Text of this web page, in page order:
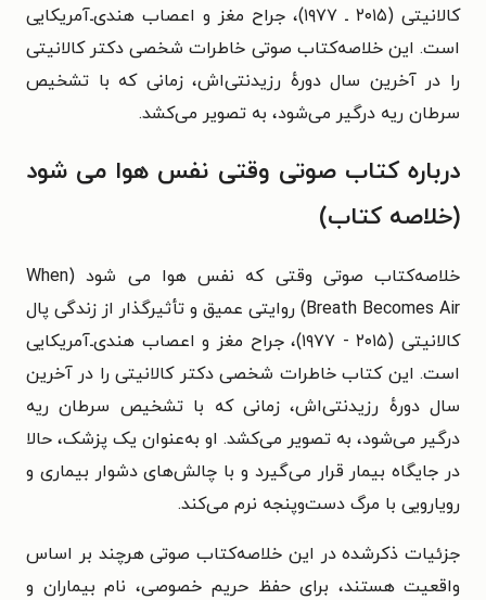
کالانیتی (۲۰۱۵ ـ ۱۹۷۷)، جراح مغز و اعصاب هندی‌ـ‌آمریکایی
است. این خلاصه‌کتاب صوتی خاطرات شخصی دکتر کالانیتی
را در آخرین سال دورهٔ رزیدنتی‌اش، زمانی که با تشخیص
سرطان ریه درگیر می‌شود، به تصویر می‌کشد.
درباره کتاب صوتی وقتی نفس هوا می‌ شود
(خلاصه کتاب)
خلاصه‌کتاب صوتی وقتی که نفس هوا می‌ شود (When
Breath Becomes Air) روایتی عمیق و تأثیرگذار از زندگی پال
کالانیتی (۲۰۱۵ - ۱۹۷۷)، جراح مغز و اعصاب هندی‌ـ‌آمریکایی
است. این کتاب خاطرات شخصی دکتر کالانیتی را در آخرین
سال دورهٔ رزیدنتی‌اش، زمانی که با تشخیص سرطان ریه
درگیر می‌شود، به تصویر می‌کشد. او به‌عنوان یک پزشک، حالا
در جایگاه بیمار قرار می‌گیرد و با چالش‌های دشوار بیماری و
رویارویی با مرگ دست‌وپنجه نرم می‌کند.
جزئیات ذکرشده در این خلاصه‌کتاب صوتی هرچند بر اساس
واقعیت هستند، برای حفظ حریم خصوصی، نام بیماران و